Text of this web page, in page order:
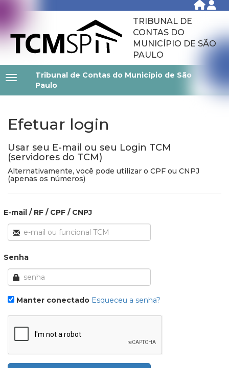
TRIBUNAL DE
CONTAS DO
MUNICÍPIO DE SÃO
PAULO
Tribunal de Contas do Município de São
Paulo
Efetuar login
Usar seu E-mail ou seu Login TCM
(servidores do TCM)
Alternativamente, você pode utilizar o CPF ou CNPJ
(apenas os números)
E-mail / RF / CPF / CNPJ
Senha
Manter conectado Esqueceu a senha?